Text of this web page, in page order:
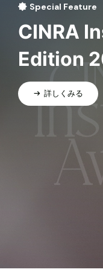
Special Feature
CINRA
Edition
詳しくみる